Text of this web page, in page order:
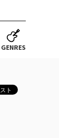
GENRES